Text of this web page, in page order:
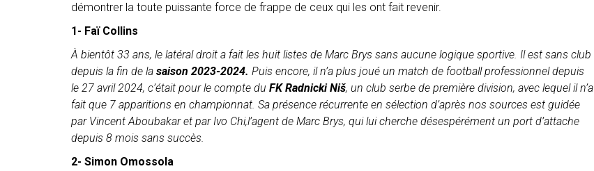
démontrer la toute puissante force de frappe de ceux qui les ont fait revenir.
1- Faï Collins
À bientôt 33 ans, le latéral droit a fait les huit listes de Marc Brys sans aucune logique sportive. Il est sans club
depuis la fin de la saison 2023-2024. Puis encore, il n’a plus joué un match de football professionnel depuis
le 27 avril 2024, c’était pour le compte du FK Radnicki Niš, un club serbe de première division, avec lequel il n’a
fait que 7 apparitions en championnat. Sa présence récurrente en sélection d’après nos sources est guidée
par Vincent Aboubakar et par Ivo Chi,l’agent de Marc Brys, qui lui cherche désespérément un port d’attache
depuis 8 mois sans succès.
2- Simon Omossola